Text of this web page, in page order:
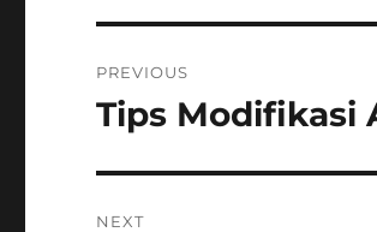
navigation
PREVIOUS
Previous
Tips Modifikasi
NEXT